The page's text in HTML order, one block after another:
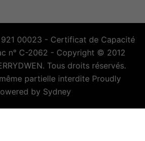
921 00023 - Certificat de Capacité
n° C-2062 - Copyright © 2012
Tous droits réservés.
partielle interdite Proudly
by Sydney